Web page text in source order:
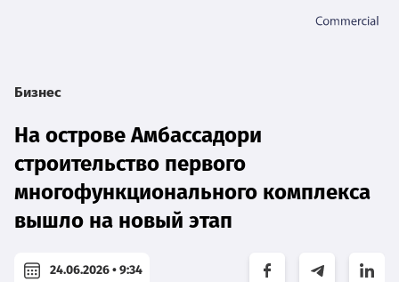
Бизнес
На острове Амбассадори
строительство первого
многофункционального комплекса
вышло на новый этап
24.06.2026 • 9:34